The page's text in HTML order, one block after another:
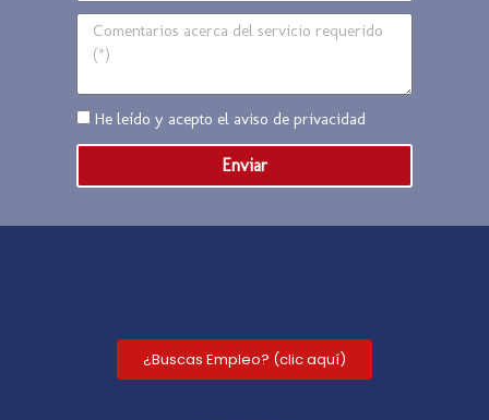
¿Buscas Empleo? (clic aquí)
He leído y acepto el aviso de privacidad
Enviar